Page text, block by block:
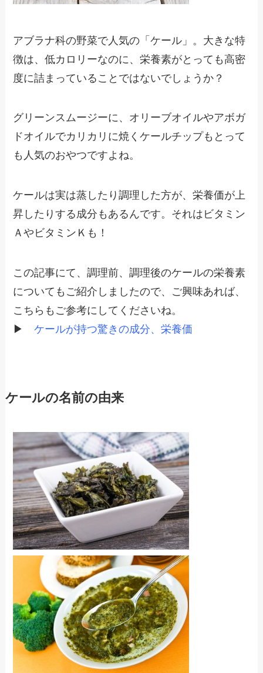
アブラナ科の野菜で人気の「ケール」。大きな特
徴は、低カロリーなのに、栄養素がとっても高密
度に詰まっていることではないでしょうか？
グリーンスムージーに、オリーブオイルやアボガ
ドオイルでカリカリに焼くケールチップもとって
も人気のおやつですよね。
ケールは実は蒸したり調理した方が、栄養価が上
昇したりする成分もあるんです。それはビタミン
ＡやビタミンＫも！
この記事にて、調理前、調理後のケールの栄養素
についてもご紹介しましたので、ご興味あれば、
こちらもご参考にしてくださいね。
▶ケールが持つ驚きの成分、栄養価
ケールの名前の由来